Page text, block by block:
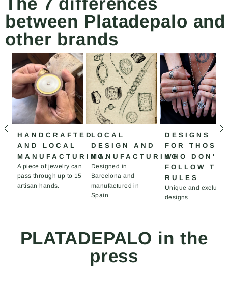
between Platadepalo and
other brands
HANDCRAFTED
AND LOCAL
MANUFACTURING.
A piece of jewelry can
pass through up to 15
artisan hands.
LOCAL
DESIGN AND
MANUFACTURING
Designed in
Barcelona and
manufactured in
Spain
DESIGNS
FOR THOSE
WHO DON'T
FOLLOW
RULES
Unique and
designs
PLATADEPALO in the
press